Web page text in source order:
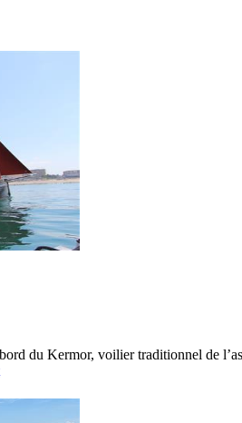
du Kermor, voilier traditionnel de